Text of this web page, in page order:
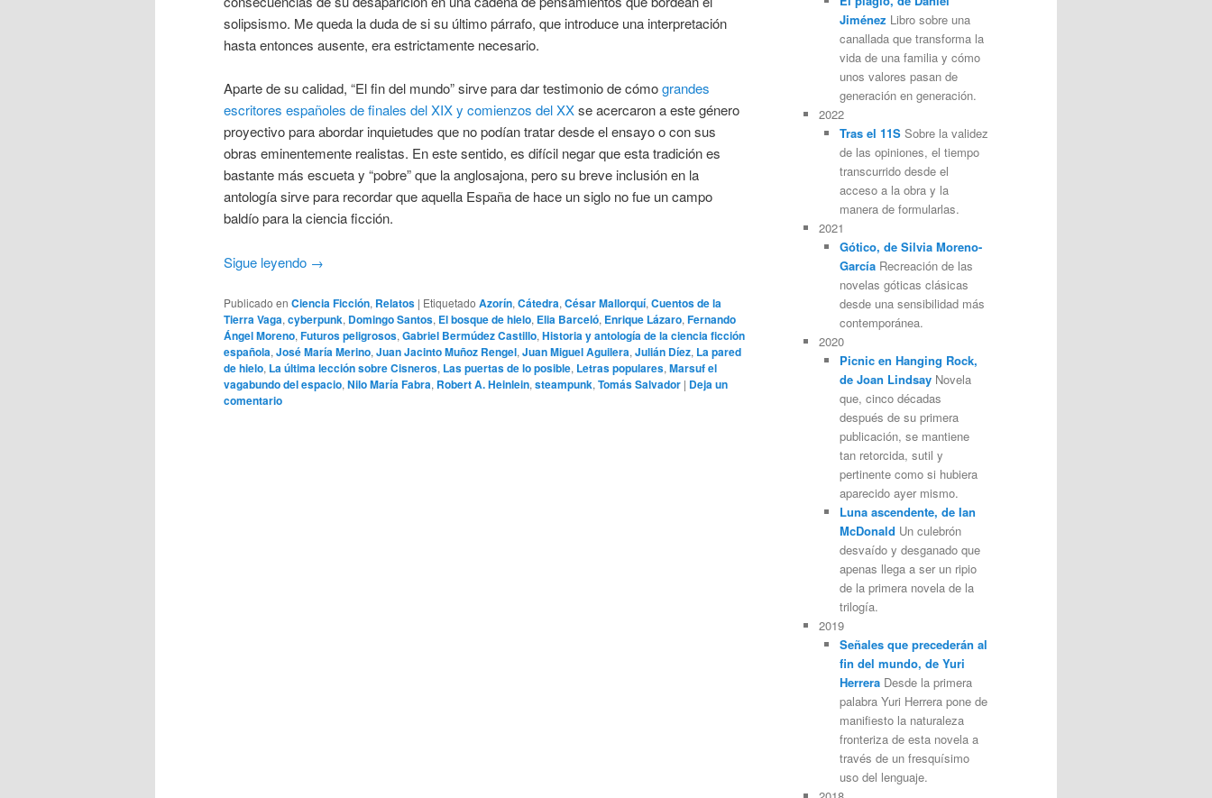
solipsismo. Me queda la duda de si su último párrafo, que introduce una interpretación
hasta entonces ausente, era estrictamente necesario.
Aparte de su calidad, “El fin del mundo” sirve para dar testimonio de cómograndes
escritores españoles de finales del XIX y comienzos del XXse acercaron a este género
proyectivo para abordar inquietudes que no podían tratar desde el ensayo o con sus
obras eminentemente realistas. En este sentido, es difícil negar que esta tradición es
bastante más escueta y “pobre” que la anglosajona, pero su breve inclusión en la
antología sirve para recordar que aquella España de hace un siglo no fue un campo
baldío para la ciencia ficción.
Sigue leyendo →
Publicado en Ciencia Ficción, Relatos | Etiquetado Azorín, Cátedra, César Mallorquí, Cuentos de la
Tierra Vaga, cyberpunk, Domingo Santos, El bosque de hielo, Elia Barceló, Enrique Lázaro, Fernando
Ángel Moreno, Futuros peligrosos, Gabriel Bermúdez Castillo, Historia y antología de la ciencia ficción
española, José María Merino, Juan Jacinto Muñoz Rengel, Juan Miguel Aguilera, Julián Díez, La pared
de hielo, La última lección sobre Cisneros, Las puertas de lo posible, Letras populares, Marsuf el
vagabundo del espacio, Nilo María Fabra, Robert A. Heinlein, steampunk, Tomás Salvador | Deja un
comentario
Jiménez Libro sobre una
canallada que transforma la
vida de una familia y cómo
unos valores pasan de
generación en generación.
2022
Tras el 11SSobre la validez
de las opiniones, el tiempo
transcurrido desde el
acceso a la obra y la
manera de formularlas.
2021
Gótico, de Silvia Moreno-
GarcíaRecreación de las
novelas góticas clásicas
desde una sensibilidad más
contemporánea.
2020
Picnic en Hanging Rock,
de Joan LindsayNovela
que, cinco décadas
después de su primera
publicación, se mantiene
tan retorcida, sutil y
pertinente como si hubiera
aparecido ayer mismo.
Luna ascendente, de Ian
McDonald Un culebrón
desvaído y desganado que
apenas llega a ser un ripio
de la primera novela de la
trilogía.
2019
Señales que precederán al
fin del mundo, de Yuri
HerreraDesde la primera
palabra Yuri Herrera pone de
manifiesto la naturaleza
fronteriza de esta novela a
través de un fresquísimo
uso del lenguaje.